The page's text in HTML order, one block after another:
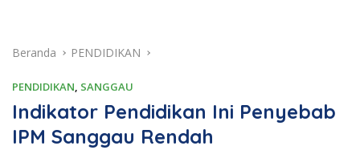
Beranda PENDIDIKAN
PENDIDIKAN, SANGGAU
Indikator Pendidikan Ini Penyebab
IPM Sanggau Rendah